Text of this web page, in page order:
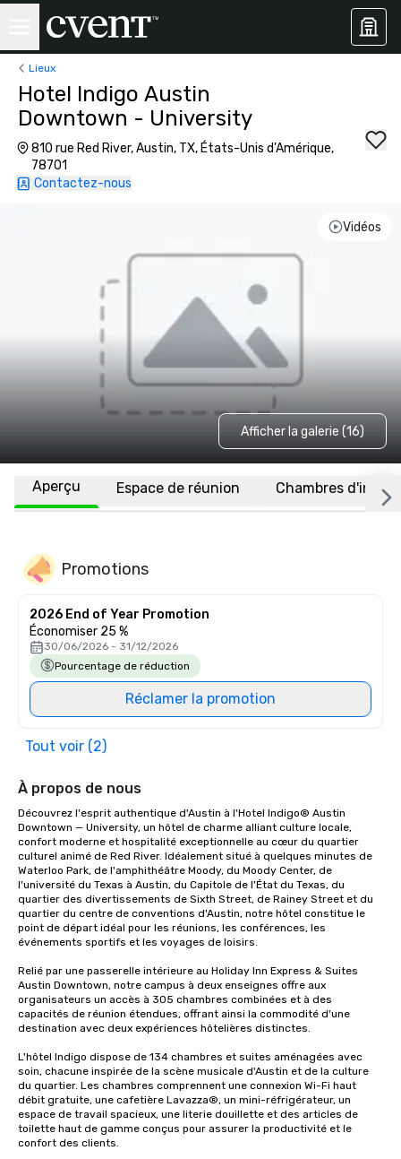
Lieux
Hotel Indigo Austin
Downtown - University
810 rue Red River, Austin, TX, États-Unis d'Amérique,
78701
Contactez-nous
Vidéos
Afficher la galerie (16)
Aperçu Espace de réunion Chambres
Promotions
2026 End of Year Promotion
Économiser 25 %
30/06/2026 - 31/12/2026
Pourcentage de réduction
Réclamer la promotion
Tout voir (2)
À propos de nous
Découvrez l'esprit authentique d'Austin à l'Hotel Indigo® Austin
Downtown — University, un hôtel de charme alliant culture locale,
confort moderne et hospitalité exceptionnelle au cœur du quartier
culturel animé de Red River. Idéalement situé à quelques minutes de
Waterloo Park, de l'amphithéâtre Moody, du Moody Center, de
l'université du Texas à Austin, du Capitole de l'État du Texas, du
quartier des divertissements de Sixth Street, de Rainey Street et du
quartier du centre de conventions d'Austin, notre hôtel constitue le
point de départ idéal pour les réunions, les conférences, les
événements sportifs et les voyages de loisirs.
Relié par une passerelle intérieure au Holiday Inn Express & Suites
Austin Downtown, notre campus à deux enseignes offre aux
organisateurs un accès à 305 chambres combinées et à des
capacités de réunion étendues, offrant ainsi la commodité d'une
destination avec deux expériences hôtelières distinctes.
L'hôtel Indigo dispose de 134 chambres et suites aménagées avec
soin, chacune inspirée de la scène musicale d'Austin et de la culture
du quartier. Les chambres comprennent une connexion Wi-Fi haut
débit gratuite, une cafetière Lavazza®, un mini-réfrigérateur, un
espace de travail spacieux, une literie douillette et des articles de
toilette haut de gamme conçus pour assurer la productivité et le
confort des clients.